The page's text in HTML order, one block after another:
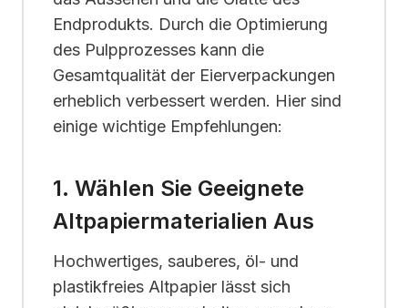
Endprodukts. Durch die Optimierung
des Pulpprozesses kann die
Gesamtqualität der Eierverpackungen
erheblich verbessert werden. Hier sind
einige wichtige Empfehlungen:
1. Wählen Sie Geeignete
Altpapiermaterialien Aus
Hochwertiges, sauberes, öl- und
plastikfreies Altpapier lässt sich